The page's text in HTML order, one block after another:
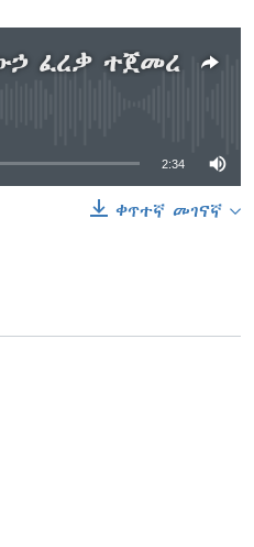
ፈረቃ ተጀመረ
currently available
2:34
ቀጥተኛ መገናኛ